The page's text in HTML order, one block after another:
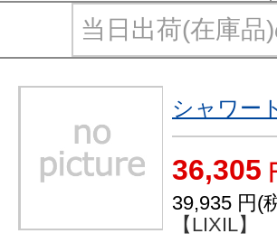
当日出荷(在庫品
シャワー
36,305
39,935 円(
【LIXIL】